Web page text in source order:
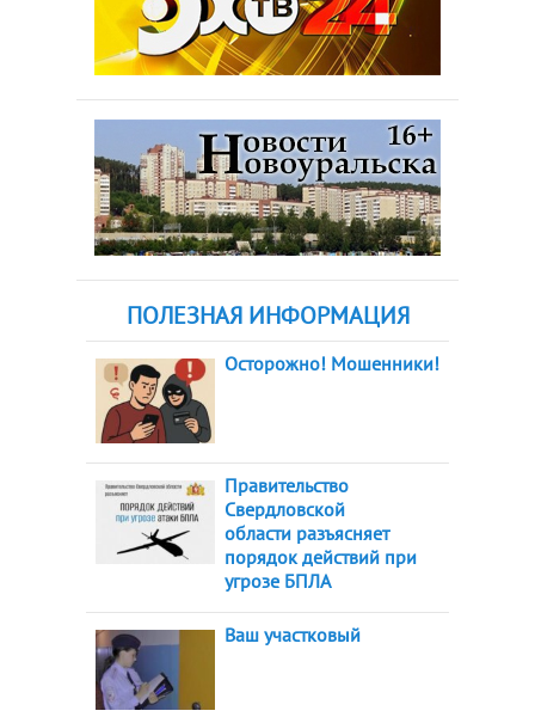
ПОЛЕЗНАЯ ИНФОРМАЦИЯ
Осторожно! Мошенники!
Правительство
Свердловской
области разъясняет
порядок действий при
угрозе БПЛА
Ваш участковый